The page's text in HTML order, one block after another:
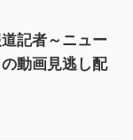
道記者～ニュー
動画見逃し配